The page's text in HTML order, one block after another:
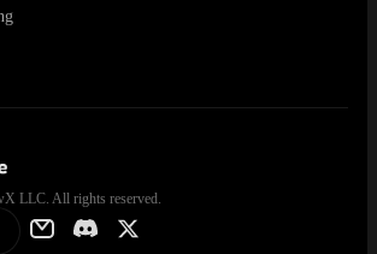
LLC. All rights reserved.